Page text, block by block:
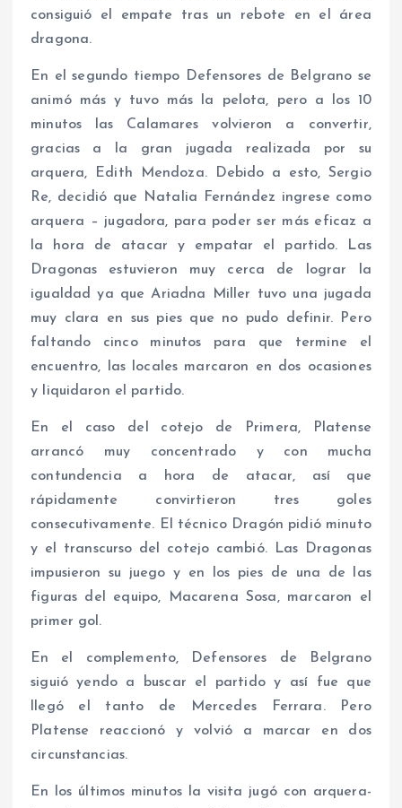
consiguió el empate tras un rebote en el área
dragona.
En el segundo tiempo Defensores de Belgrano se
animó más y tuvo más la pelota, pero a los 10
minutos las Calamares volvieron a convertir,
gracias a la gran jugada realizada por su
arquera, Edith Mendoza. Debido a esto, Sergio
Re, decidió que Natalia Fernández ingrese como
arquera – jugadora, para poder ser más eficaz a
la hora de atacar y empatar el partido. Las
Dragonas estuvieron muy cerca de lograr la
igualdad ya que Ariadna Miller tuvo una jugada
muy clara en sus pies que no pudo definir. Pero
faltando cinco minutos para que termine el
encuentro, las locales marcaron en dos ocasiones
y liquidaron el partido.
En el caso del cotejo de Primera, Platense
arrancó muy concentrado y con mucha
contundencia a hora de atacar, así que
rápidamente convirtieron tres goles
consecutivamente. El técnico Dragón pidió minuto
y el transcurso del cotejo cambió. Las Dragonas
impusieron su juego y en los pies de una de las
figuras del equipo, Macarena Sosa, marcaron el
primer gol.
En el complemento, Defensores de Belgrano
siguió yendo a buscar el partido y así fue que
llegó el tanto de Mercedes Ferrara. Pero
Platense reaccionó y volvió a marcar en dos
circunstancias.
En los últimos minutos la visita jugó con arquera-